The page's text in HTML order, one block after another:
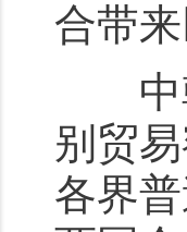
合带来
中韩
别贸
各界